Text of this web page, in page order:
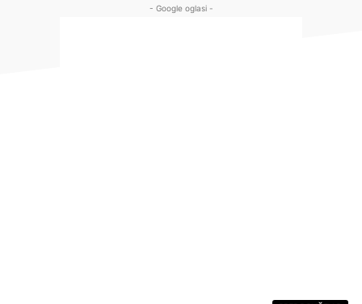
- Google oglasi -